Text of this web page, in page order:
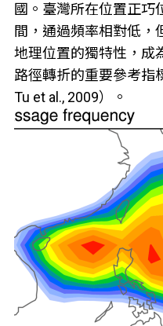
國。臺灣所在位置正巧
間，通過頻率相對低，
地理位置的獨特性，成
路徑轉折的重要參考指
Tu et al., 2009）。